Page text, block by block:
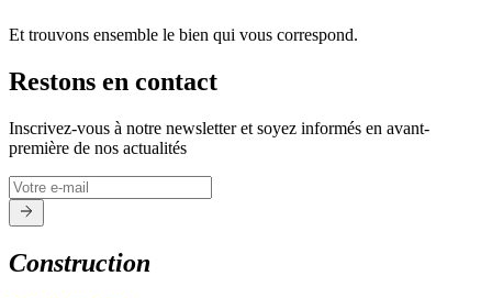
Et trouvons ensemble le bien qui vous correspond.
Restons en contact
Inscrivez-vous à notre newsletter et soyez informés en avant-
première de nos actualités
Construction